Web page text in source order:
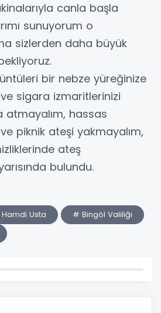
canla başla
sunuyorum o
sizlerden daha büyük
bir nebze yüreğinize
sigara izmaritlerinizi
atmayalım, hassas
piknik ateşi yakmayalım,
ateş
bulundu.
Usta
# Bingöl Valiliği